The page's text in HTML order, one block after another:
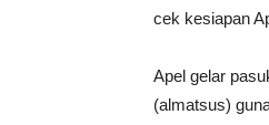
cek kesiapan
Apel gelar
(almatsus)